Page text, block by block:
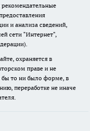
и анализа сведений,
сети "Интернет",
охраняется в
праве и не
бы то ни было форме, в
переработке не иначе